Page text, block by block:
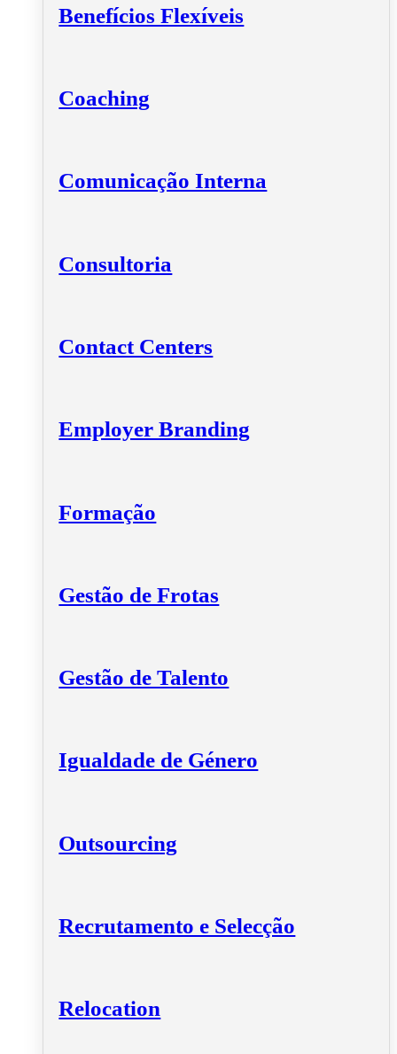
Benefícios Flexíveis
Coaching
Comunicação Interna
Consultoria
Contact Centers
Employer Branding
Formação
Gestão de Frotas
Gestão de Talento
Igualdade de Género
Outsourcing
Recrutamento e Selecção
Relocation